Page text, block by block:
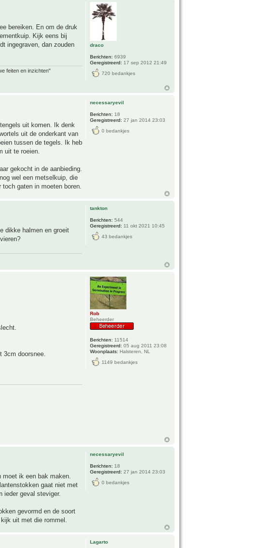
bereiken. En om de druk
Kijk eens bij
ingegraven, dan zouden
feiten en inzichten"
draco
Berichten: 6939
Geregistreerd: 17 sep 2012 21:49
720 bedankjes
uit komen. Ik denk
uit de onderkant van
tussen de tegels. Ik heb
uit te roeien.
gekocht in de aanbieding.
wel een metselkuip, die
gaten in moeten boren.
necessaryevil
Berichten: 18
Geregistreerd: 27 jan 2014 23:03
0 bedankjes
dikke halmen en groeit
tankton
Berichten: 544
Geregistreerd: 11 okt 2021 10:45
43 bedankjes
3cm doorsnee.
Rob
Beheerder
Berichten: 11514
Geregistreerd: 05 aug 2011 23:08
Woonplaats: Halsteren, NL
1149 bedankjes
moet ik een bak maken.
gaat niet met
ieder geval steviger.
gevormd en de soort
uit met die rommel.
necessaryevil
Berichten: 18
Geregistreerd: 27 jan 2014 23:03
0 bedankjes
Lagarto